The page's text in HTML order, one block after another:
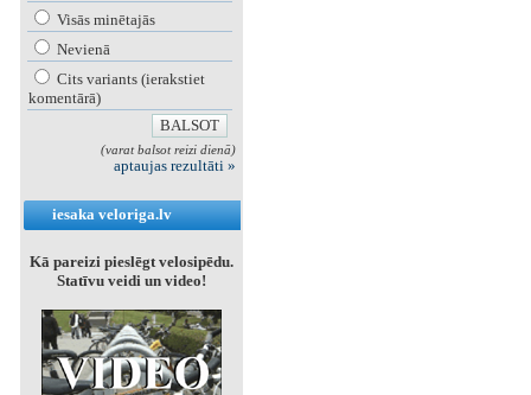
Visās minētajās
Nevienā
Cits variants (ierakstiet
komentārā)
(varat balsot reizi dienā)
aptaujas rezultāti »
iesaka veloriga.lv
Kā pareizi pieslēgt velosipēdu.
Statīvu veidi un video!